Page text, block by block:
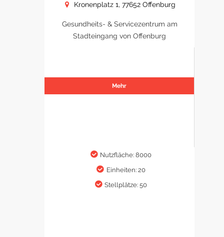
Kronenplatz 1, 77652 Offenburg
Gesundheits- & Servicezentrum am
Stadteingang von Offenburg
Mehr
Nutzfläche: 8000
Einheiten: 20
Stellplätze: 50